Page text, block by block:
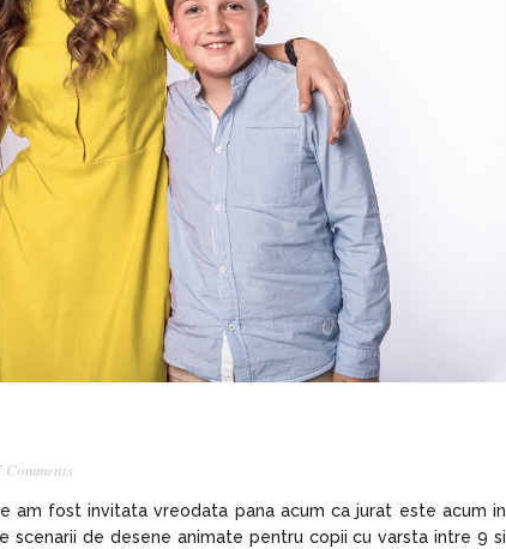
Comments
am fost invitata vreodata pana acum ca jurat este acum in
scenarii de desene animate pentru copii cu varsta intre 9 si